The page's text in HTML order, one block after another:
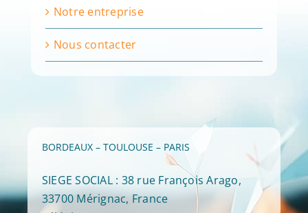
Notre entreprise
Nous contacter
BORDEAUX – TOULOUSE – PARIS
SIEGE SOCIAL : 38 rue François Arago,
33700 Mérignac, France